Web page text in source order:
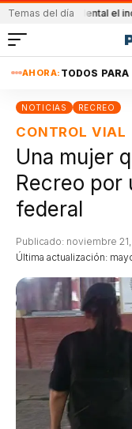
Temas del día
accidental el incendio
AHORA: TODOS PARA
NOTICIAS RECREO
CONTROL VIAL
Una mujer
Recreo por
federal
Última actualización:
Publicado: noviembre